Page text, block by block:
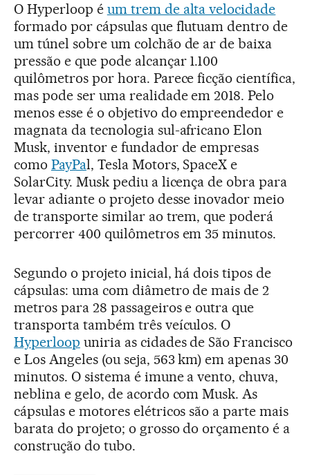
O Hyperloop é um trem de alta velocidade
formado por cápsulas que flutuam dentro de
um túnel sobre um colchão de ar de baixa
pressão e que pode alcançar 1.100
quilômetros por hora. Parece ficção científica,
mas pode ser uma realidade em 2018. Pelo
menos esse é o objetivo do empreendedor e
magnata da tecnologia sul-africano Elon
Musk, inventor e fundador de empresas
como PayPal, Tesla Motors, SpaceX e
SolarCity. Musk pediu a licença de obra para
levar adiante o projeto desse inovador meio
de transporte similar ao trem, que poderá
percorrer 400 quilômetros em 35 minutos.
Segundo o projeto inicial, há dois tipos de
cápsulas: uma com diâmetro de mais de 2
metros para 28 passageiros e outra que
transporta também três veículos. O
Hyperloop uniria as cidades de São Francisco
e Los Angeles (ou seja, 563 km) em apenas 30
minutos. O sistema é imune a vento, chuva,
neblina e gelo, de acordo com Musk. As
cápsulas e motores elétricos são a parte mais
barata do projeto; o grosso do orçamento é a
construção do tubo.